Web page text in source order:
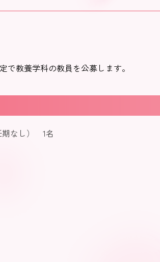
で教養学科の教員を公募します。
期なし） 1名